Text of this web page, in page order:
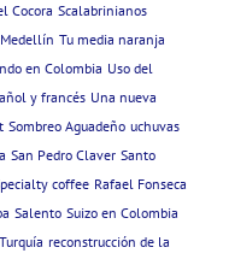
Cocora Scalabrinianos
Tu media naranja
en Colombia Uso del
y francés Una nueva
Sombreo Aguadeño uchuvas
San Pedro Claver Santo
coffee Rafael Fonseca
Salento Suizo en Colombia
Turquía reconstrucción de la